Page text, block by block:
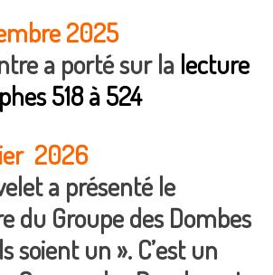
2025
a porté sur la lecture
518 à 524
2026
a présenté le
du Groupe des Dombes
soient un ». C’est un